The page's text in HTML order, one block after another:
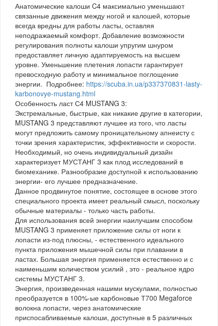
Анатомические калоши C4 максимально уменьшают
связанные движения между ногой и калошей, которые
всегда вредны для работы ласты, оставляя
неподражаемый комфорт. Добавление возможности
регулирования полноты калоши упругим шнуром
предоставляет личную адаптируемость на высшем
уровне. Уменьшение плетения лопасти гарантирует
превосходную работу и минимальное поглощение
энергии. Подробнее: https://scuba.in.ua/p337370831-lasty-
karbonovye-mustang.html
Особенность ласт С4 MUSTANG 3:
Экстремальные, быстрые, как никакие другие в категории,
MUSTANG 3 представляют лучшее из того, что ласты
могут предложить самому проницательному апнеисту с
точки зрения характеристик, эффективности и скорости.
Необходимый, но очень индивидуальный дизайн
характеризует МУСТАНГ 3 как плод исследований в
биомеханике. Разнообразие доступной к использованию
энергии- его лучшее предназначение.
Данное продвинутое понятие, состоящее в основе этого
специального проекта имеет реальный смысл, поскольку
обычные материалы - только часть работы.
Для использования всей энергии наилучшим способом
MUSTANG 3 применяет приложение силы от ноги к
лопасти из-под плюсны, - естественного идеального
пункта приложения мышечной силы при плавании в
ластах. Большая энергия применяется естественно и с
наименьшим количеством усилий , это - реальное ядро
системы МУСТАНГ 3.
Энергия, произведенная нашими мускулами, полностью
преобразуется в 100%-ые карбоновые Т700 Megaforce
волокна лопасти, через анатомические
приспосабливаемые калоши, доступные в 5 различных